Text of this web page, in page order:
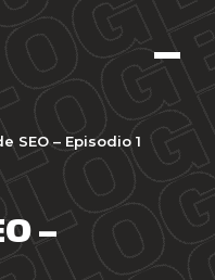
SEO – Episodio 1
–